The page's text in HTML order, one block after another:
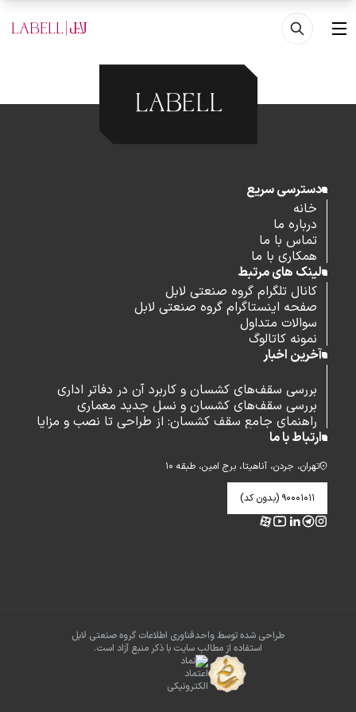
رفتن به محتوای اصلی
منو
دسترسی سریع
خانه
درباره ما
تماس با ما
همکاری با ما
لینک های مرتبط
کانال تلگرام گروه صنعتی لابل
صفحه اینستاگرام گروه صنعتی لابل
سوالات متداول
نمونه کاتالوگ
آخرین اخبار
بررسی سقف‌های کشسان و کاربرد آن در دفاتر اداری
بررسی سقف‌های کشسان و نسل جدید معماری
راهنمای جامع سقف کشسان: از طراحی تا نصب و مزایا
ارتباط با ما
تهران، جردن، آناهیتا، برج امین، طبقه ۱۰
۹۰۰۰۱۰۱۱ (بدون کد)
طراحی شده توسط واحدفناوری اطلاعات گروه صنعتی لابل
استفاده از مطالب سایت با ذکر منبع آزاد است.